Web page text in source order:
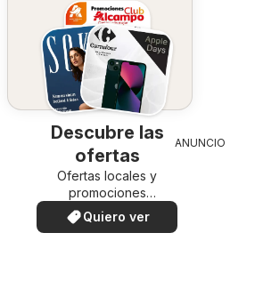
Descubre las
ofertas
Ofertas locales y
promociones
especiales.
Quiero ver
ANUNCIO